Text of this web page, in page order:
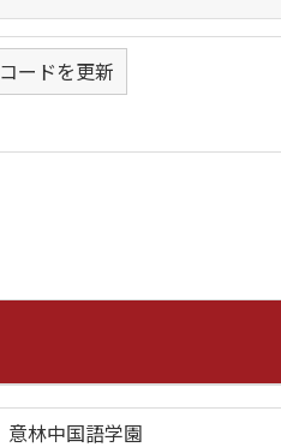
コードを更新
意林中国語学園